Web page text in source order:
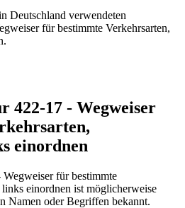
Deutschland verwendeten
für bestimmte Verkehrsarten,
422-17 - Wegweiser
einordnen
für bestimmte
einordnen ist möglicherweise
Namen oder Begriffen bekannt.